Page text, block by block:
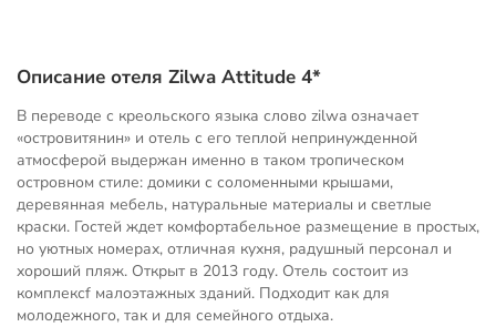
Описание отеля Zilwa Attitude 4*
В переводе с креольского языка слово zilwa означает
«островитянин» и отель с его теплой непринужденной
атмосферой выдержан именно в таком тропическом
островном стиле: домики с соломенными крышами,
деревянная мебель, натуральные материалы и светлые
краски. Гостей ждет комфортабельное размещение в простых,
но уютных номерах, отличная кухня, радушный персонал и
хороший пляж. Открыт в 2013 году. Отель состоит из
комплексf малоэтажных зданий. Подходит как для
молодежного, так и для семейного отдыха.